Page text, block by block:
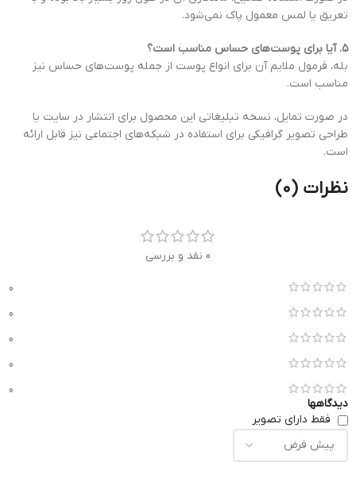
تعریق یا لمس معمول پاک نمی‌شود.
۵. آیا برای پوست‌های حساس مناسب است؟
بله، فرمول ملایم آن برای انواع پوست از جمله پوست‌های حساس نیز
مناسب است.
در صورت تمایل، نسخه تبلیغاتی این محصول برای انتشار در سایت یا
طراحی تصویر گرافیکی برای استفاده در شبکه‌های اجتماعی نیز قابل ارائه
است.
نظرات (0)
0 نقد و بررسی
0
0
0
0
0
دیدگاهها
فقط دارای تصویر